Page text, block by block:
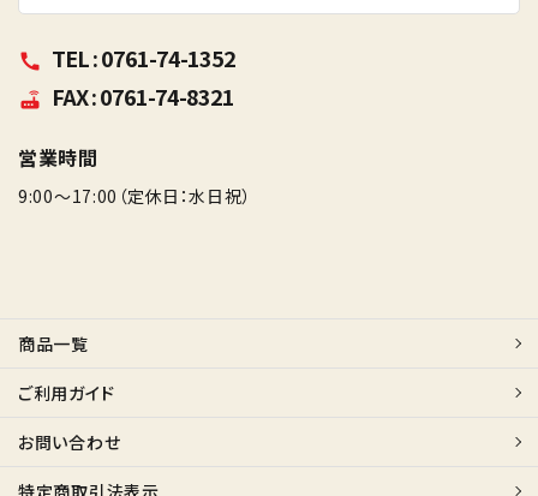
call TEL : 0761-74-1352
router FAX : 0761-74-8321
営業時間
9:00～17:00（定休日：水日祝）
商品一覧
ご利用ガイド
お問い合わせ